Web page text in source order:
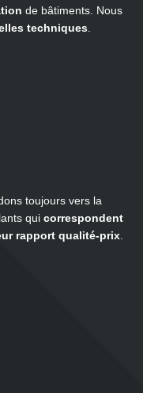
de bâtiments. Nous
techniques
toujours vers la
qui correspondent
rapport qualité-prix